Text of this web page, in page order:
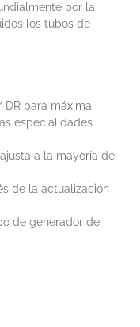
por la
los tubos de
para máxima
especialidades
a la mayoría de
de la actualización
de generador de